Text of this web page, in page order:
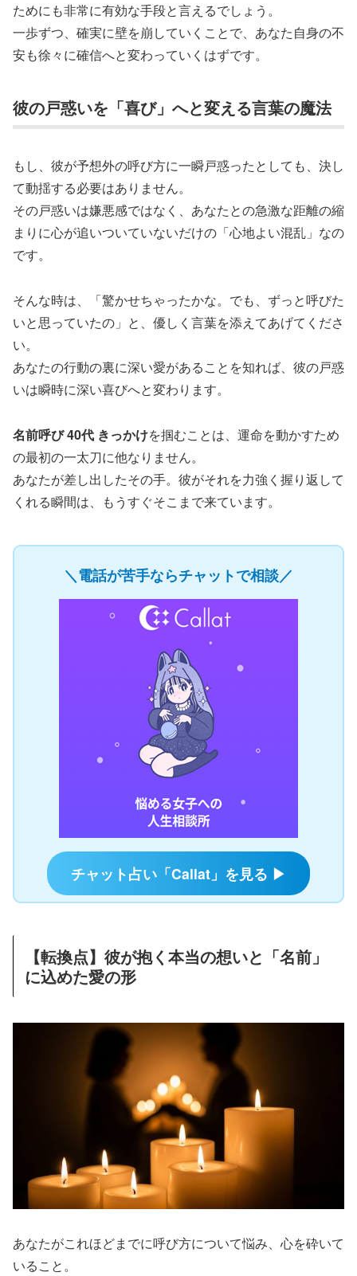
ためにも非常に有効な手段と言えるでしょう。
一歩ずつ、確実に壁を崩していくことで、あなた自身の不
安も徐々に確信へと変わっていくはずです。
彼の戸惑いを「喜び」へと変える言葉の魔法
もし、彼が予想外の呼び方に一瞬戸惑ったとしても、決し
て動揺する必要はありません。
その戸惑いは嫌悪感ではなく、あなたとの急激な距離の縮
まりに心が追いついていないだけの「心地よい混乱」なの
です。
そんな時は、「驚かせちゃったかな。でも、ずっと呼びた
いと思っていたの」と、優しく言葉を添えてあげてくださ
い。
あなたの行動の裏に深い愛があることを知れば、彼の戸惑
いは瞬時に深い喜びへと変わります。
名前呼び 40代 きっかけを掴むことは、運命を動かすため
の最初の一太刀に他なりません。
あなたが差し出したその手。彼がそれを力強く握り返して
くれる瞬間は、もうすぐそこまで来ています。
＼電話が苦手ならチャットで相談／
チャット占い「Callat」を見る ▶
【転換点】彼が抱く本当の想いと「名前」
に込めた愛の形
あなたがこれほどまでに呼び方について悩み、心を砕いて
いること。